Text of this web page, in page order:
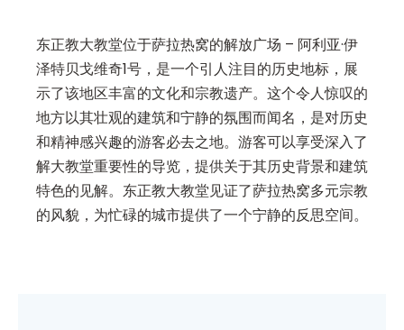
东正教大教堂位于萨拉热窝的解放广场 – 阿利亚·伊
泽特贝戈维奇1号，是一个引人注目的历史地标，展
示了该地区丰富的文化和宗教遗产。这个令人惊叹的
地方以其壮观的建筑和宁静的氛围而闻名，是对历史
和精神感兴趣的游客必去之地。游客可以享受深入了
解大教堂重要性的导览，提供关于其历史背景和建筑
特色的见解。东正教大教堂见证了萨拉热窝多元宗教
的风貌，为忙碌的城市提供了一个宁静的反思空间。